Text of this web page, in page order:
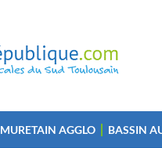
MURETAIN AGGLO BASSIN